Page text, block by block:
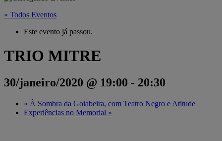
« Todos Eventos
Este evento já passou.
TRIO MITRE
30/janeiro/2020 @ 19:00 - 20:30
« À Sombra da Goiabeira, com Teatro Negro e Atitude
Experiências no Memorial »